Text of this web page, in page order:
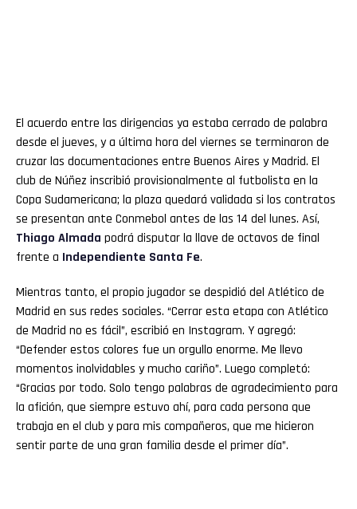
El acuerdo entre las dirigencias ya estaba cerrado de palabra
desde el jueves, y a última hora del viernes se terminaron de
cruzar las documentaciones entre Buenos Aires y Madrid. El
club de Núñez inscribió provisionalmente al futbolista en la
Copa Sudamericana; la plaza quedará validada si los contratos
se presentan ante Conmebol antes de las 14 del lunes. Así,
Thiago Almada podrá disputar la llave de octavos de final
frente a Independiente Santa Fe.
Mientras tanto, el propio jugador se despidió del Atlético de
Madrid en sus redes sociales. “Cerrar esta etapa con Atlético
de Madrid no es fácil”, escribió en Instagram. Y agregó:
“Defender estos colores fue un orgullo enorme. Me llevo
momentos inolvidables y mucho cariño”. Luego completó:
“Gracias por todo. Solo tengo palabras de agradecimiento para
la afición, que siempre estuvo ahí, para cada persona que
trabaja en el club y para mis compañeros, que me hicieron
sentir parte de una gran familia desde el primer día”.